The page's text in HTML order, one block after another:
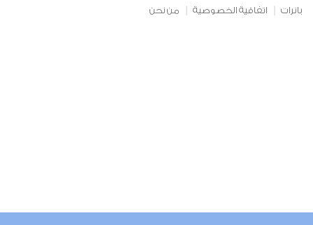
بانرات اتفاقية الخصوصية من نحن